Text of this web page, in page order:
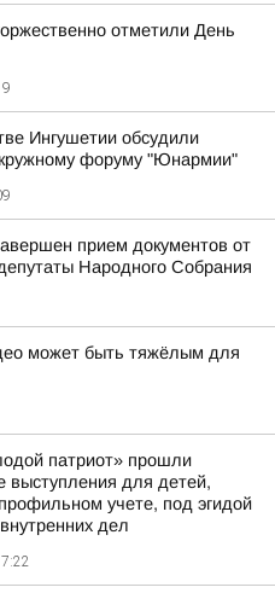
отметили День
Ингушетии обсудили
форуму "Юнармии"
прием документов от
Народного Собрания
может быть тяжёлым для
патриот» прошли
выступления для детей,
учете, под эгидой
дел